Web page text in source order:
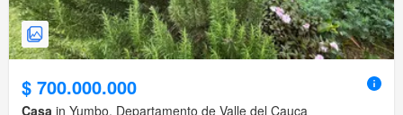
$ 700.000.000
Casa in Yumbo, Departamento de Valle del Cauca